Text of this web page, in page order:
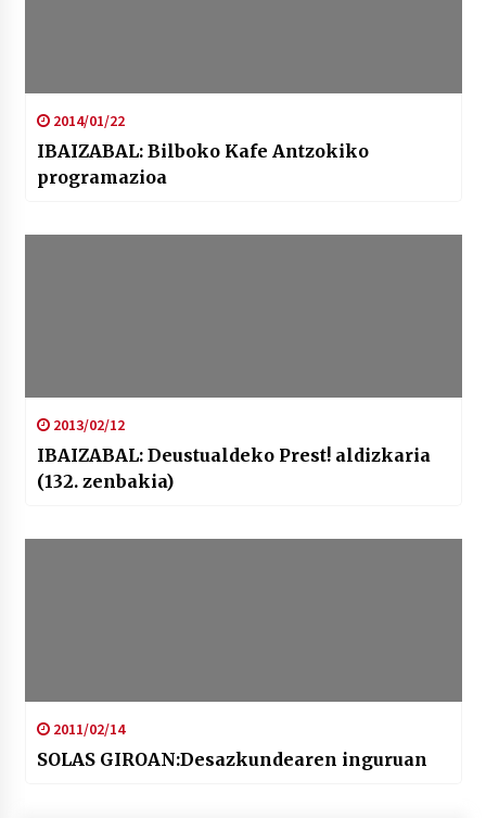
2014/01/22
IBAIZABAL: Bilboko Kafe Antzokiko
programazioa
2013/02/12
IBAIZABAL: Deustualdeko Prest! aldizkaria
(132. zenbakia)
2011/02/14
SOLAS GIROAN:Desazkundearen inguruan